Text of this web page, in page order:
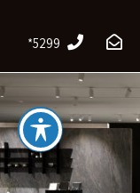
*5299